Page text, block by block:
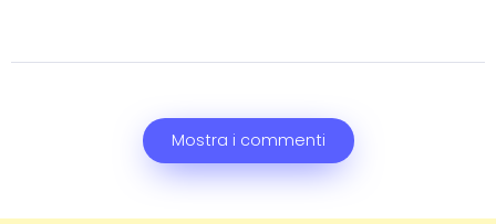
Mostra i commenti